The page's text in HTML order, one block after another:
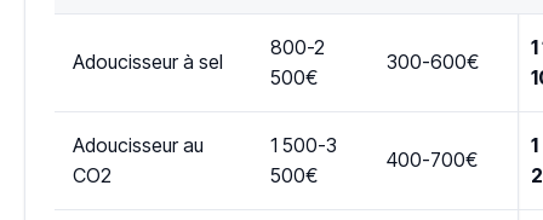
Adoucisseur à sel
800-2
500€
300-600€
Adoucisseur au
CO2
1 500-3
500€
400-700€